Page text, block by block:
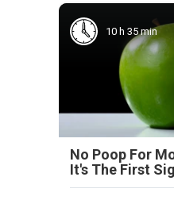
10 h 35 min
No Poop For
It's The First